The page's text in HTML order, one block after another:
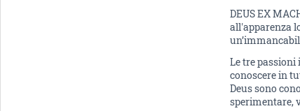
DEUS EX
all'apparenza
Le tre passioni
conoscere in
Deus sono
sperimentare,